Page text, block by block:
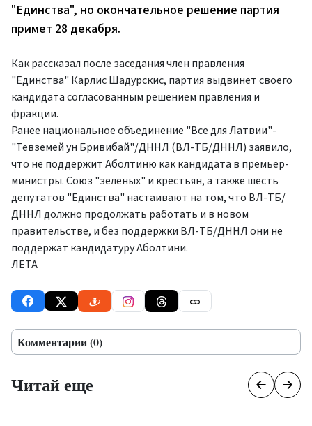
"Единства", но окончательное решение партия
примет 28 декабря.
Как рассказал после заседания член правления
"Единства" Карлис Шадурскис, партия выдвинет своего
кандидата согласованным решением правления и
фракции.
Ранее национальное объединение "Все для Латвии"-
"Тевземей ун Бривибай"/ДННЛ (ВЛ-ТБ/ДННЛ) заявило,
что не поддержит Аболтиню как кандидата в премьер-
министры. Союз "зеленых" и крестьян, а также шесть
депутатов "Единства" настаивают на том, что ВЛ-ТБ/
ДННЛ должно продолжать работать и в новом
правительстве, и без поддержки ВЛ-ТБ/ДННЛ они не
поддержат кандидатуру Аболтини.
ЛЕТА
Комментарии (0)
Читай еще